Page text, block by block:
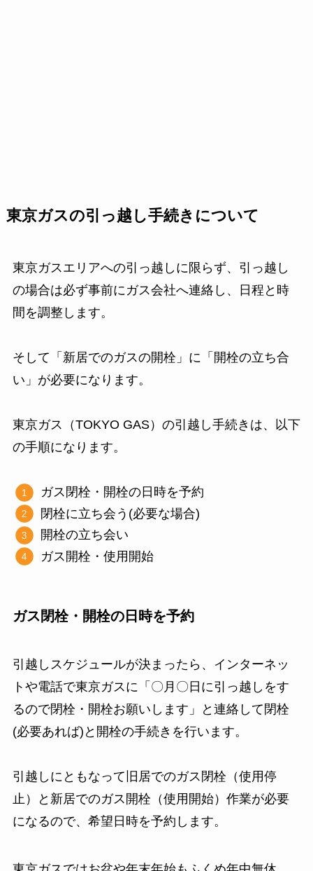
東京ガスの引っ越し手続きについて
東京ガスエリアへの引っ越しに限らず、引っ越し
の場合は必ず事前にガス会社へ連絡し、日程と時
間を調整します。
そして「新居でのガスの開栓」に「開栓の立ち合
い」が必要になります。
東京ガス（TOKYO GAS）の引越し手続きは、以下
の手順になります。
ガス閉栓・開栓の日時を予約
閉栓に立ち会う(必要な場合)
開栓の立ち会い
ガス開栓・使用開始
ガス閉栓・開栓の日時を予約
引越しスケジュールが決まったら、インターネッ
トや電話で東京ガスに「〇月〇日に引っ越しをす
るので閉栓・開栓お願いします」と連絡して閉栓
(必要あれば)と開栓の手続きを行います。
引越しにともなって旧居でのガス閉栓（使用停
止）と新居でのガス開栓（使用開始）作業が必要
になるので、希望日時を予約します。